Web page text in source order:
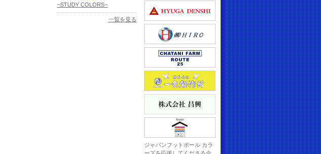
~STUDY COLORS~
一覧を見る
ジャパンフットボール カラ